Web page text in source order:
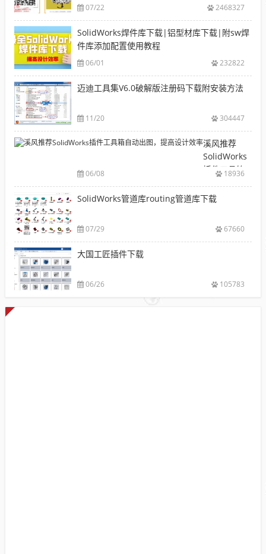
07/22 2468327
SolidWorks焊件库下载|铝型材库下载|附sw焊
件库添加配置使用教程
06/01 232822
迈迪工具集V6.0破解版注册码下载附安装方法
11/20 304447
溪风推荐
SolidWorks
插件工具箱
提高设计效
06/08 18936
SolidWorks管道库routing管道库下载
07/29 67660
大国工匠插件下载
06/26 105783